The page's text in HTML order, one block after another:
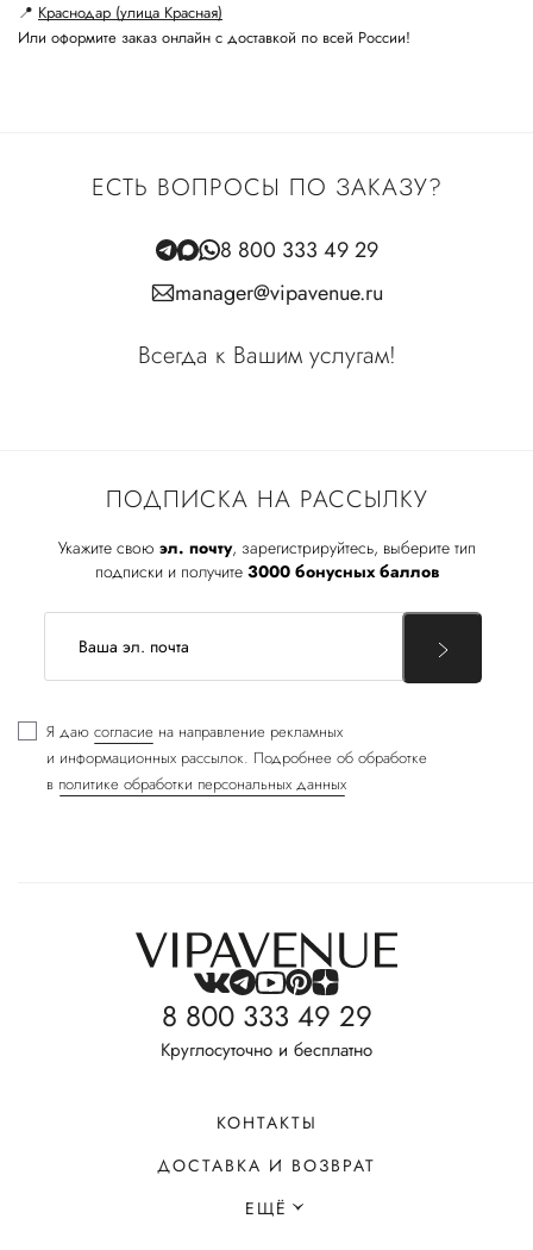
📍 Краснодар (улица Красная)
Или оформите заказ онлайн с доставкой по всей России!
ПОДПИСКА НА РАССЫЛКУ
Укажите свою эл. почту, зарегистрируйтесь, выберите тип
подписки и получите 3000 бонусных баллов
Я даю согласие на направление рекламных
и информационных рассылок. Подробнее об обработке
в политике обработки персональных данных
ЕСТЬ ВОПРОСЫ ПО ЗАКАЗУ?
8 800 333 49 29
manager@vipavenue.ru
Всегда к Вашим услугам!
8 800 333 49 29
Круглосуточно и бесплатно
КОНТАКТЫ
ДОСТАВКА И ВОЗВРАТ
ЕЩЁ